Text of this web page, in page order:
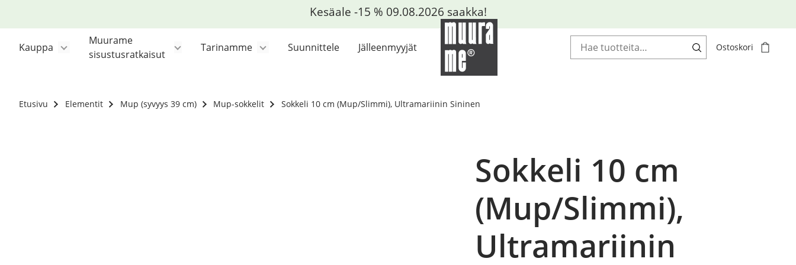
Kauppa
Muurame
sisustusratkaisut
Tarinamme Suunnittele Jälleenmyyjät Haku: Ostoskori
Etusivu Elementit Mup (syvyys 39 cm) Mup-sokkelit Sokkeli 10 cm (Mup/Slimmi), Ultramariinin Sininen
Sokkeli 10 cm
(Mup/Slimmi),
Ultramariinin
Kesäale -15 % 09.08.2026 saakka!